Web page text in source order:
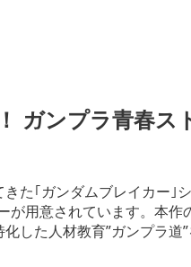
ガンプラ青春ス
た｢ガンダムブレイカー｣
用意されています。本作
した人材教育”ガンプラ道